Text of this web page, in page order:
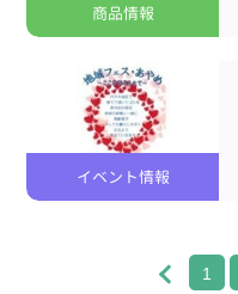
商品情報
イベント情報
1